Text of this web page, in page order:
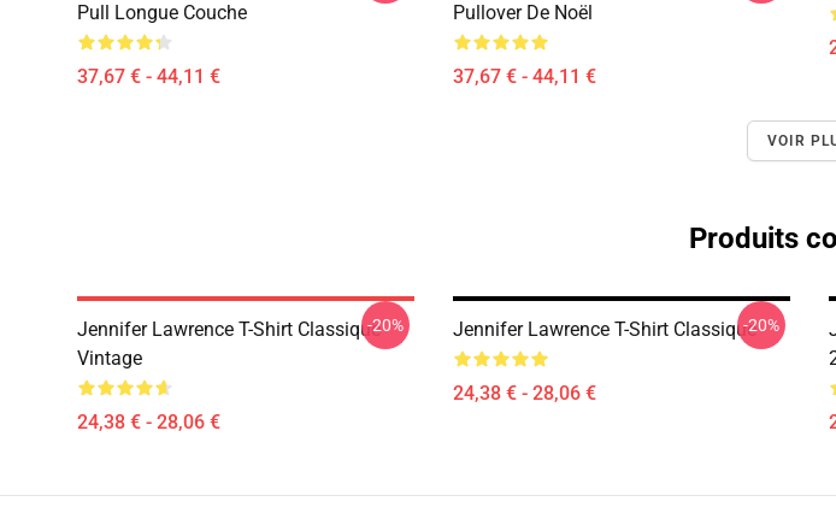
Pull Longue Couche
37,67 € - 44,11 €
Pullover De Noël
37,67 € - 44,11 €
VOIR
Produits
Jennifer Lawrence T-Shirt Classique
Vintage
24,38 € - 28,06 €
-20% Jennifer Lawrence T-Shirt Classique
24,38 € - 28,06 €
-20%